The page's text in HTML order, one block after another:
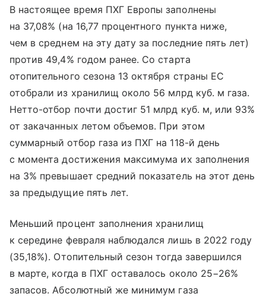
В настоящее время ПХГ Европы заполнены
на 37,08% (на 16,77 процентного пункта ниже,
чем в среднем на эту дату за последние пять лет)
против 49,4% годом ранее. Со старта
отопительного сезона 13 октября страны ЕС
отобрали из хранилищ около 56 млрд куб. м газа.
Нетто-отбор почти достиг 51 млрд куб. м, или 93%
от закачанных летом объемов. При этом
суммарный отбор газа из ПХГ на 118-й день
с момента достижения максимума их заполнения
на 3% превышает средний показатель на этот день
за предыдущие пять лет.
Меньший процент заполнения хранилищ
к середине февраля наблюдался лишь в 2022 году
(35,18%). Отопительный сезон тогда завершился
в марте, когда в ПХГ оставалось около 25−26%
запасов. Абсолютный же минимум газа